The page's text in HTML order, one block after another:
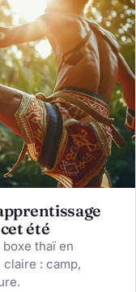
été
thaï en
: camp,